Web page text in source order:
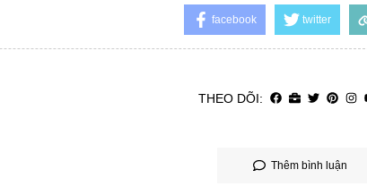
facebook twitter
THEO DÕI:
Thêm bình luận